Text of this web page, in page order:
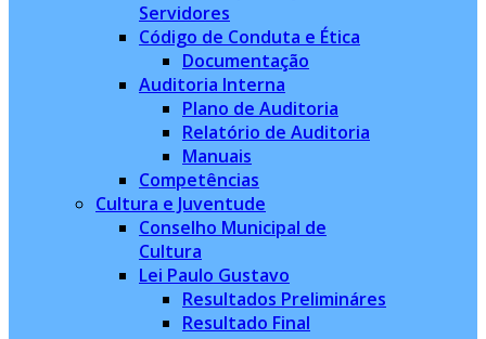
Servidores
Código de Conduta e Ética
Documentação
Auditoria Interna
Plano de Auditoria
Relatório de Auditoria
Manuais
Competências
Cultura e Juventude
Conselho Municipal de
Cultura
Lei Paulo Gustavo
Resultados Prelimináres
Resultado Final